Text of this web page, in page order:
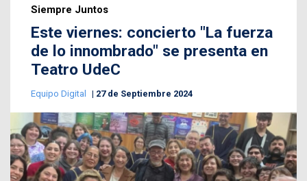
Siempre Juntos
Este viernes: concierto "La fuerza
de lo innombrado" se presenta en
Teatro UdeC
Equipo Digital 27 de Septiembre 2024